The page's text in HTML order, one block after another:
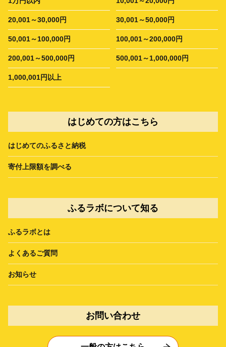
20,001～30,000円 30,001～50,000円
50,001～100,000円 100,001～200,000円
200,001～500,000円 500,001～1,000,000円
1,000,001円以上
はじめての方はこちら
はじめてのふるさと納税
寄付上限額を調べる
ふるラボについて知る
ふるラボとは
よくあるご質問
お知らせ
お問い合わせ